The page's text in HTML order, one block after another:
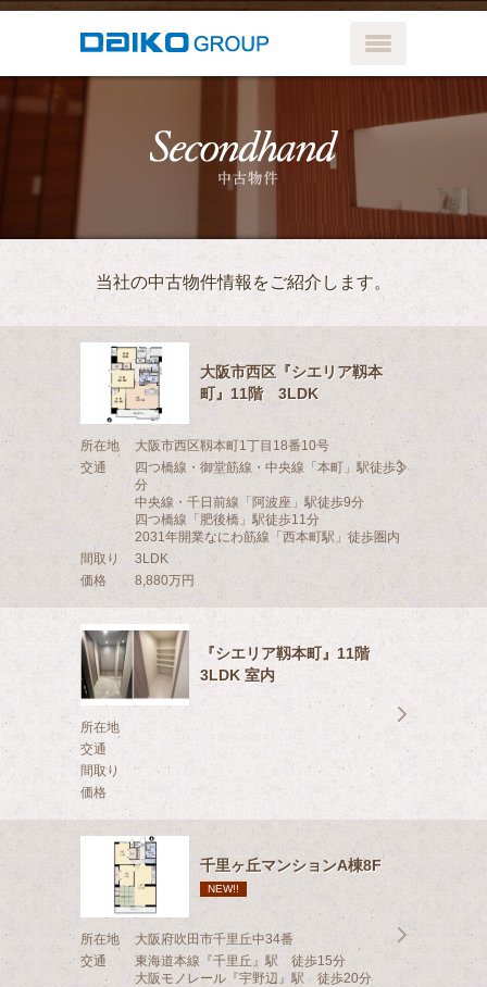
当社の中古物件情報をご紹介します。
大阪市西区『シエリア靱本
町』11階 3LDK
所在地
大阪市西区靱本町1丁目18番10号
交通
四つ橋線・御堂筋線・中央線「本町」駅徒歩3
分
中央線・千日前線「阿波座」駅徒歩9分
四つ橋線「肥後橋」駅徒歩11分
2031年開業なにわ筋線「西本町駅」徒歩圏内
間取り
3LDK
価格
8,880万円
『シエリア靱本町』11階
3LDK 室内
所在地
交通
間取り
価格
千里ヶ丘マンションA棟8F
NEW!!
所在地
大阪府吹田市千里丘中34番
交通
東海道本線『千里丘』駅 徒歩15分
大阪モノレール『宇野辺』駅 徒歩20分